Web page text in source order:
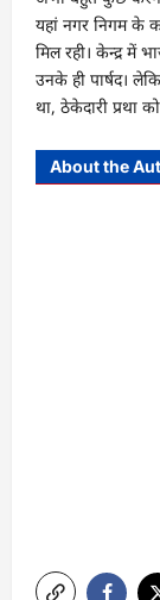
यहां नगर निगम के
मिल रही। केन्द्र में
उनके ही पार्षद।
था, ठेकेदारी प्रथा
About the